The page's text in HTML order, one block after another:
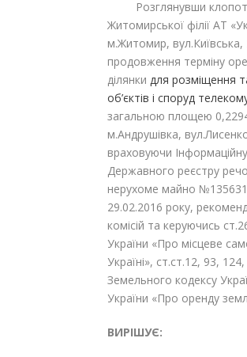
Розглянувши
Житомирської філії АТ
м.Житомир, вул.Київська,
продовження терміну
ділянки для розміщення
об’єктів і споруд
загальною площею
м.Андрушівка,
враховуючи
Державного реєстру
нерухоме майно
29.02.2016 року,
комісій та керуючись
України «Про місцеве
Україні», ст.ст.12, 93,
Земельного кодексу
України «Про оренду
ВИРІШУЄ: